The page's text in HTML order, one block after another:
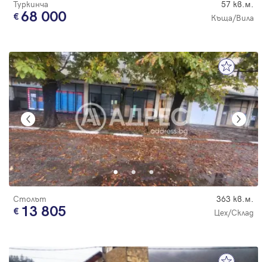
Туркинча 57 кв.м.
68 000 Къща/Вила
Столът 363 кв.м.
13 805 Цех/Склад